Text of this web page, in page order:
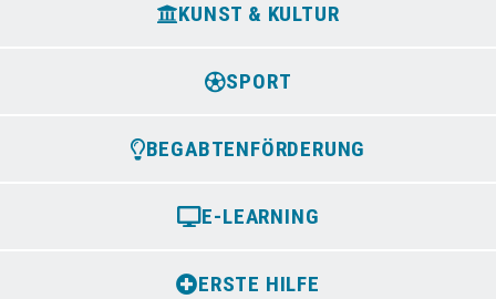
KUNST & KULTUR
SPORT
BEGABTENFÖRDERUNG
E-LEARNING
ERSTE HILFE